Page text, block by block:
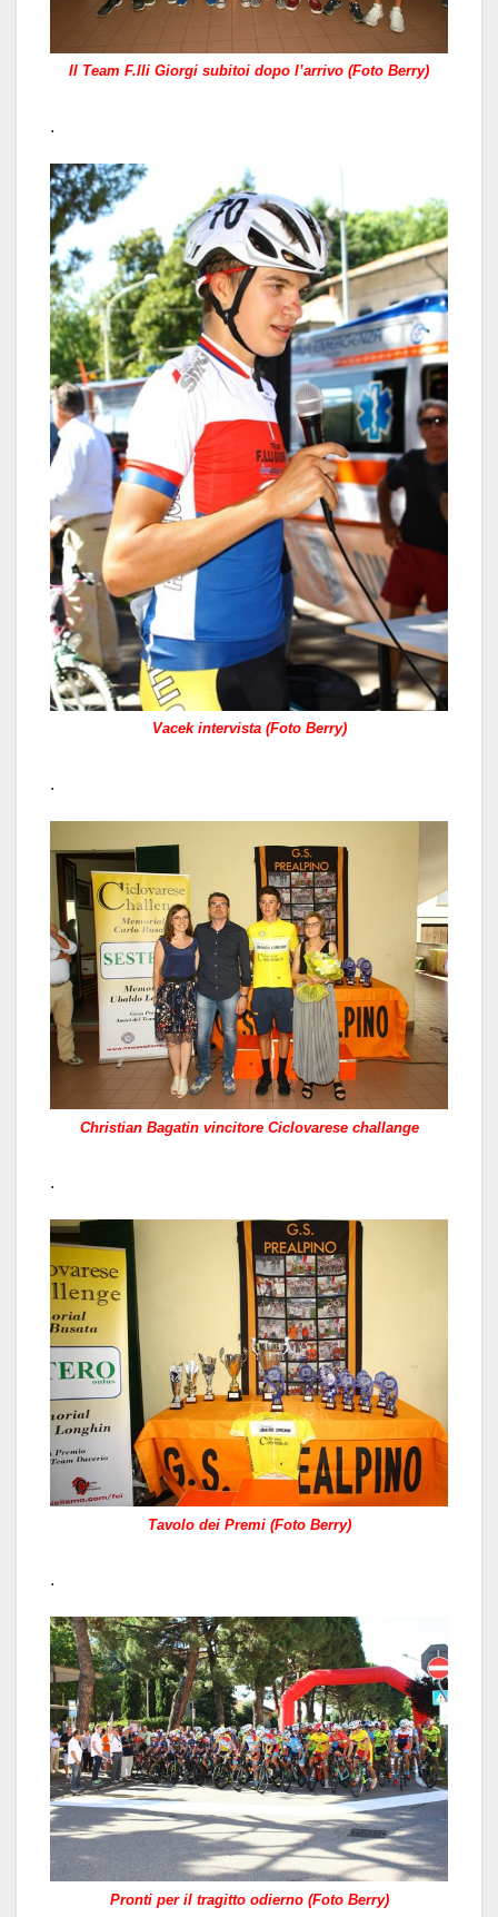
Il Team F.lli Giorgi subitoi dopo l’arrivo (Foto Berry)
.
Vacek intervista (Foto Berry)
.
Christian Bagatin vincitore Ciclovarese challange
.
Tavolo dei Premi (Foto Berry)
.
Pronti per il tragitto odierno (Foto Berry)